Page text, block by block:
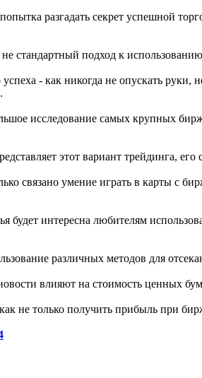
разгадать секрет успешной
стандартный подход к
- как никогда не опускать руки,
исследование самых крупных
этот вариант трейдинга,
связано умение играть в карты с
будет интересна любителям
различных методов для
влияют на стоимость ценных
не только получить прибыль при